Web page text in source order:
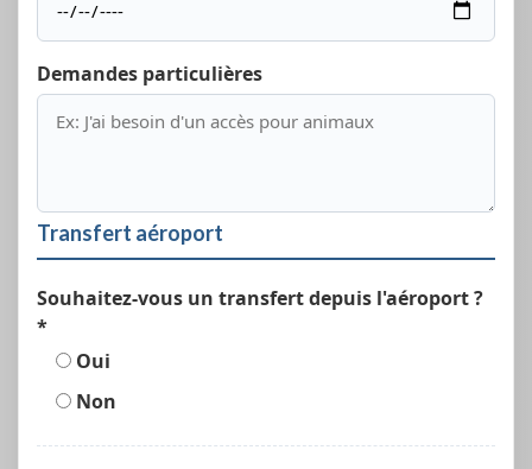
Demandes particulières
Transfert aéroport
Souhaitez-vous un transfert depuis l'aéroport ?
*
Oui
Non